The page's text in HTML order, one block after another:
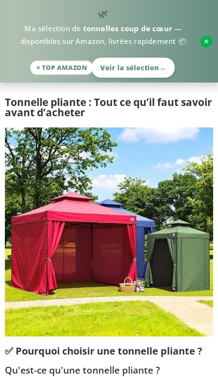
🌿
Ma sélection de tonnelles coup de cœur —
disponibles sur Amazon, livrées rapidement 📦
⭐ TOP AMAZON Voir la sélection→
✕
Tonnelle de jardin > Tonnelle pliante
Tonnelle pliante : Tout ce qu’il faut savoir
avant d’acheter
✅ Pourquoi choisir une tonnelle pliante ?
Qu'est-ce qu'une tonnelle pliante ?